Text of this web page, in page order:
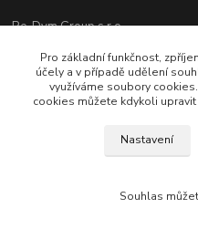
Re-Dym Group s.r.o.
Od 1.7.2024 osobní odběr v
Osobní převzetí dle tel. dohody
Pro základní funkčnost,
účely a v případě udělení
využíváme soubory
cookies můžete kdykoli
Nastavení
Souhlas